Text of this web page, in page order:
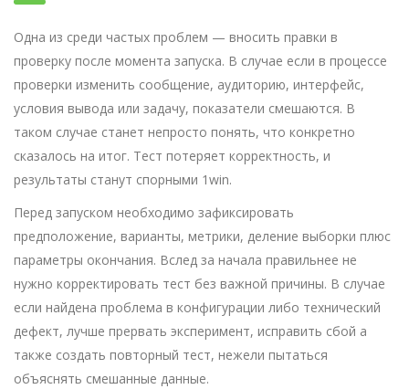
Одна из среди частых проблем — вносить правки в
проверку после момента запуска. В случае если в процессе
проверки изменить сообщение, аудиторию, интерфейс,
условия вывода или задачу, показатели смешаются. В
таком случае станет непросто понять, что конкретно
сказалось на итог. Тест потеряет корректность, и
результаты станут спорными 1win.
Перед запуском необходимо зафиксировать
предположение, варианты, метрики, деление выборки плюс
параметры окончания. Вслед за начала правильнее не
нужно корректировать тест без важной причины. В случае
если найдена проблема в конфигурации либо технический
дефект, лучше прервать эксперимент, исправить сбой а
также создать повторный тест, нежели пытаться
объяснять смешанные данные.